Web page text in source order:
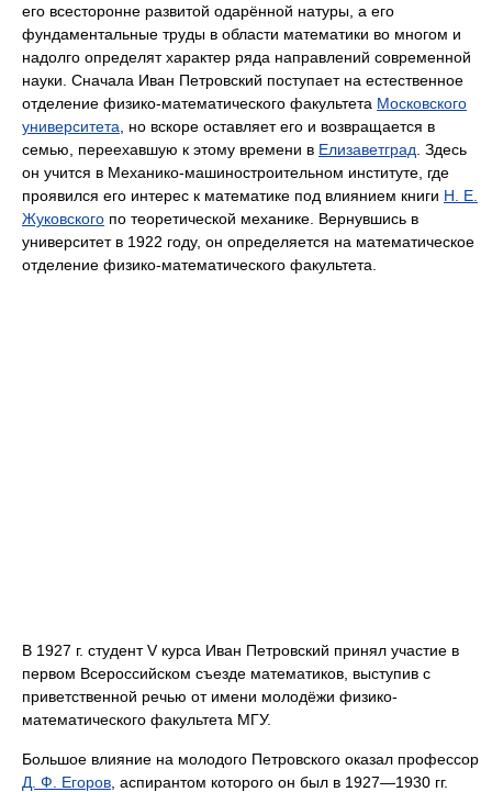
его всесторонне развитой одарённой натуры, а его
фундаментальные труды в области математики во многом и
надолго определят характер ряда направлений современной
науки. Сначала Иван Петровский поступает на естественное
отделение физико-математического факультета Московского
университета , но вскоре оставляет его и возвращается в
семью, переехавшую к этому времени в Елизаветград . Здесь
он учится в Механико-машиностроительном институте, где
проявился его интерес к математике под влиянием книги Н. Е.
Жуковского по теоретической механике. Вернувшись в
университет в 1922 году, он определяется на математическое
отделение физико-математического факультета.
В 1927 г. студент V курса Иван Петровский принял участие в
первом Всероссийском съезде математиков, выступив с
приветственной речью от имени молодёжи физико-
математического факультета МГУ.
Большое влияние на молодого Петровского оказал профессор
Д. Ф. Егоров , аспирантом которого он был в 1927—1930 гг.